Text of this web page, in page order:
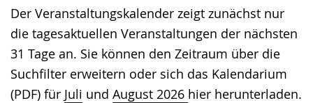
Der Veranstaltungskalender zeigt zunächst nur
die tagesaktuellen Veranstaltungen der nächsten
31 Tage an. Sie können den Zeitraum über die
Suchfilter erweitern oder sich das Kalendarium
(PDF) für Juli und August 2026 hier herunterladen.
Gebärdensprache
wird
angezeigt.